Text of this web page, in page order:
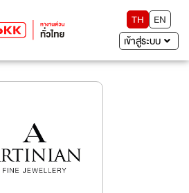
TH
EN
เข้าสู่ระบบ